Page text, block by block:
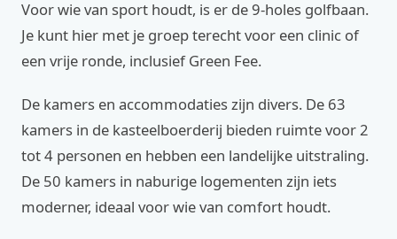
Voor wie van sport houdt, is er de 9-holes golfbaan.
Je kunt hier met je groep terecht voor een clinic of
een vrije ronde, inclusief Green Fee.
De kamers en accommodaties zijn divers. De 63
kamers in de kasteelboerderij bieden ruimte voor 2
tot 4 personen en hebben een landelijke uitstraling.
De 50 kamers in naburige logementen zijn iets
moderner, ideaal voor wie van comfort houdt.